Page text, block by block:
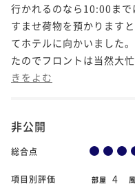
行かれるのなら10:00ま
すませ荷物を預かります
てホテルに向かいました
たのでフロントは当然大
きをよむ
非公開
総合点
項目別評価 部屋 4